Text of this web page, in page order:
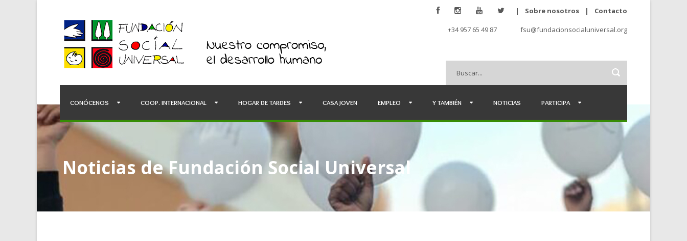
| Sobre nosotros | Contacto
+34 957 65 49 87 fsu@fundacionsocialuniversal.org
CONÓCENOS COOP. INTERNACIONAL HOGAR DE TARDES CASA JOVEN EMPLEO Y TAMBIÉN NOTICIAS PARTICIPA
Noticias de Fundación Social Universal